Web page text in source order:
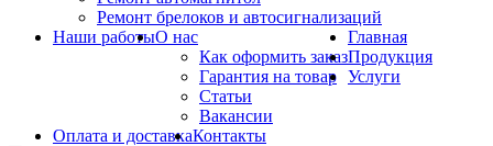
Ремонт брелоков и автосигнализаций
Наши работыО нас
Как оформить заказ
Гарантия на товар
Статьи
Вакансии
Оплата и доставкаКонтакты
Главная
Продукция
Услуги